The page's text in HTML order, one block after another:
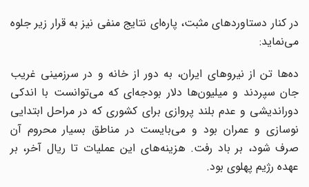
در کنار دستاوردهای مثبت، پاره‌ای نتایج منفی نیز به قرار زیر جلوه
می‌نماید:
ده‌ها تن از نیروهای ایران، به دور از خانه و در سرزمینی غریب
جان سپردند و میلیون‌ها دلار بودجه‌ای که می‌توانست با اندکی
دوراندیشی و عدم بلند پروازی برای کشوری که در مراحل ابتدایی
نوسازی و عمران بود و می‌بایست در مناطق بسیار محروم آن
صرف شود، بر باد رفت. هزینه‌های این عملیات تا ریال آخر، بر
عهده رژیم پهلوی بود.